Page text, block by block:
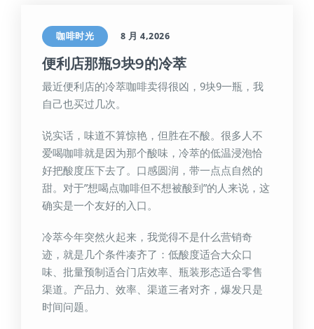
咖啡时光 8 月 4,2026
便利店那瓶9块9的冷萃
最近便利店的冷萃咖啡卖得很凶，9块9一瓶，我
自己也买过几次。
说实话，味道不算惊艳，但胜在不酸。很多人不
爱喝咖啡就是因为那个酸味，冷萃的低温浸泡恰
好把酸度压下去了。口感圆润，带一点点自然的
甜。对于”想喝点咖啡但不想被酸到”的人来说，这
确实是一个友好的入口。
冷萃今年突然火起来，我觉得不是什么营销奇
迹，就是几个条件凑齐了：低酸度适合大众口
味、批量预制适合门店效率、瓶装形态适合零售
渠道。产品力、效率、渠道三者对齐，爆发只是
时间问题。